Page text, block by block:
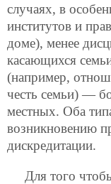
случаях, в
институтов и
доме), менее
касающихся
(например,
честь семьи) —
местных. Оба
возникновению
дискредитации.
Для того